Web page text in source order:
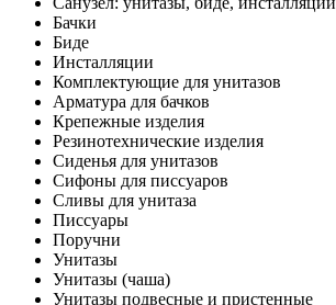
Бачки
Биде
Инсталляции
Комплектующие для унитазов
Арматура для бачков
Крепежные изделия
Резинотехнические изделия
Сиденья для унитазов
Сифоны для писсуаров
Сливы для унитаза
Писсуары
Поручни
Унитазы
Унитазы (чаша)
Унитазы подвесные и пристенные